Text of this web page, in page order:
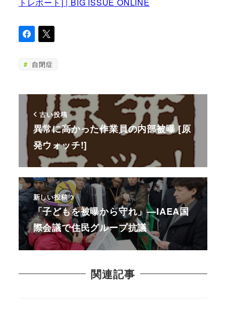
トレポート] | BIG ISSUE ONLINE
自閉症
古い投稿
異常に高かった作業員の内部被曝 [原
発ウォッチ!]
新しい投稿
「子どもを被曝から守れ」—IAEA国
際会議で住民グループ抗議
関連記事